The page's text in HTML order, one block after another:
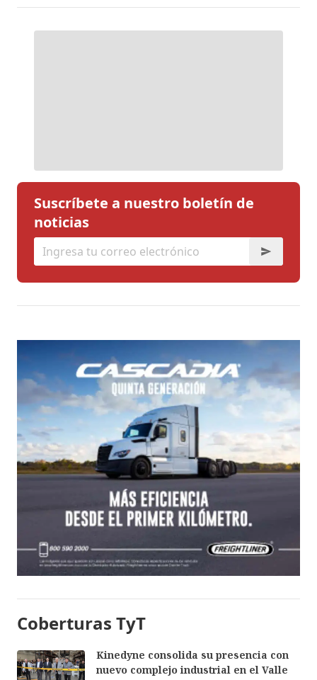
Suscríbete a nuestro boletín de
noticias
Coberturas TyT
Kinedyne consolida su presencia con
nuevo complejo industrial en el Valle